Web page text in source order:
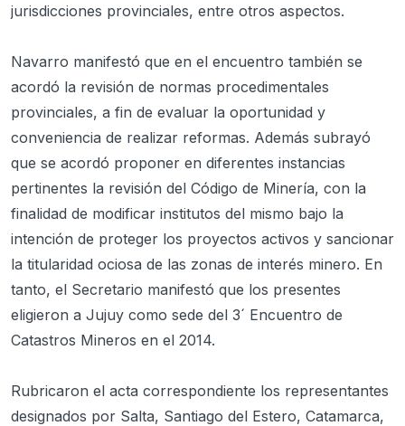
jurisdicciones provinciales, entre otros aspectos.
Navarro manifestó que en el encuentro también se
acordó la revisión de normas procedimentales
provinciales, a fin de evaluar la oportunidad y
conveniencia de realizar reformas. Además subrayó
que se acordó proponer en diferentes instancias
pertinentes la revisión del Código de Minería, con la
finalidad de modificar institutos del mismo bajo la
intención de proteger los proyectos activos y sancionar
la titularidad ociosa de las zonas de interés minero. En
tanto, el Secretario manifestó que los presentes
eligieron a Jujuy como sede del 3´ Encuentro de
Catastros Mineros en el 2014.
Rubricaron el acta correspondiente los representantes
designados por Salta, Santiago del Estero, Catamarca,